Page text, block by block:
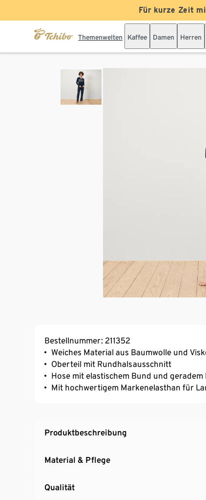
Für kurze Zeit
Themenwelten Kaffee Damen Herren
Bestellnummer: 211352
Weiches Material aus Baumwolle und
Oberteil mit Rundhalsausschnitt
Hose mit elastischem Bund und geradem
Mit hochwertigem Markenelasthan für
Produktbeschreibung
Material & Pflege
Qualität